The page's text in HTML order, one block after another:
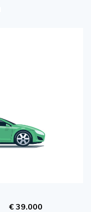
€ 39.000